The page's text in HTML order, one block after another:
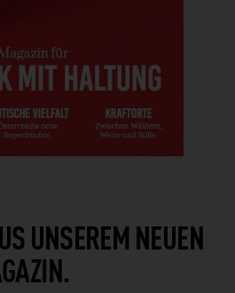
UNSEREM NEUEN